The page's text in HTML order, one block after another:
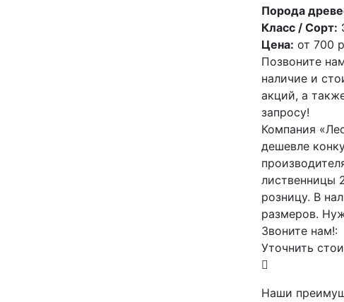
Порода
Класс / Сорт:
Цена: от700
Позвоните
наличие и
акций, а
запросу!
Компания
дешевле
лиственницы
розницу. В
размеров.
Звоните нам!:
Уточнить
Наши